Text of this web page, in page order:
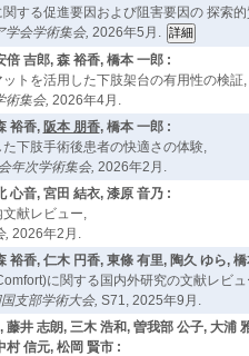
する促進要因および阻害要因の 探索
学会学術集会, 2026年5月.
倍 吉郎, 森 裕香, 橋本 一郎 :
トを活用した下肢架台の有用性の検証,
術集会, 2026年4月.
裕香, 阪本 朋香, 橋本 一郎 :
下肢手術後患者の快適さの体験,
年次学術集会, 2026年2月.
心音, 宮田 結衣, 漆原 音乃 :
献レビュー,
, 2026年2月.
裕香, 仁木 円香, 東條 有里, 陶久 ゆら,
に関する国内外研究の文献レビ
支部学術大会, S71, 2025年9月.
藤井 志朗, 三木 浩和, 曽我部 公子, 大浦
村 信元, 松岡 賢市 :